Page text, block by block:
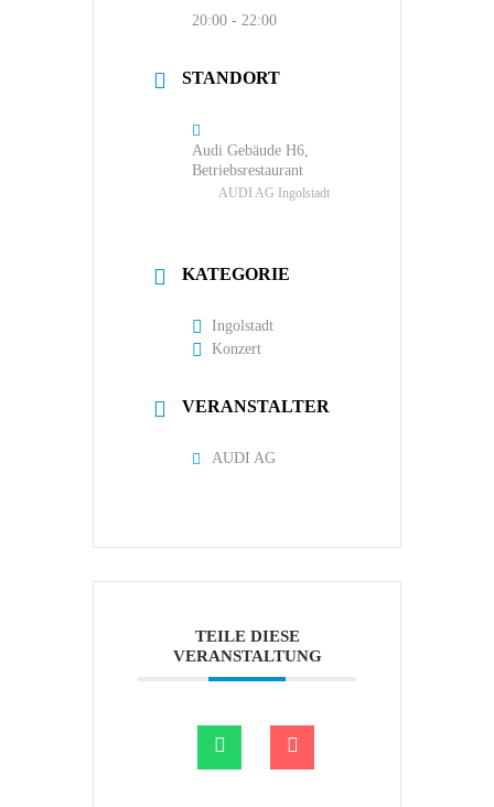
20:00 - 22:00
STANDORT
Audi Gebäude H6,
Betriebsrestaurant
AUDI AG Ingolstadt
KATEGORIE
Ingolstadt
Konzert
VERANSTALTER
AUDI AG
TEILE DIESE
VERANSTALTUNG